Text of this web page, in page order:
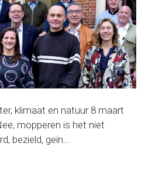
klimaat en natuur 8 maart
mopperen is het niet
bezield, geïn...